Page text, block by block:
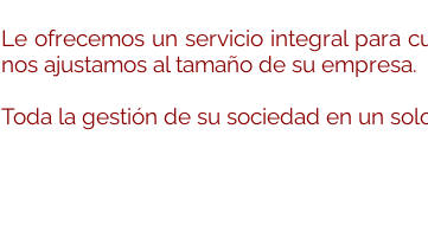
Le ofrecemos un servicio integral para
nos ajustamos al tamaño de su empresa.
Toda la gestión de su sociedad en un